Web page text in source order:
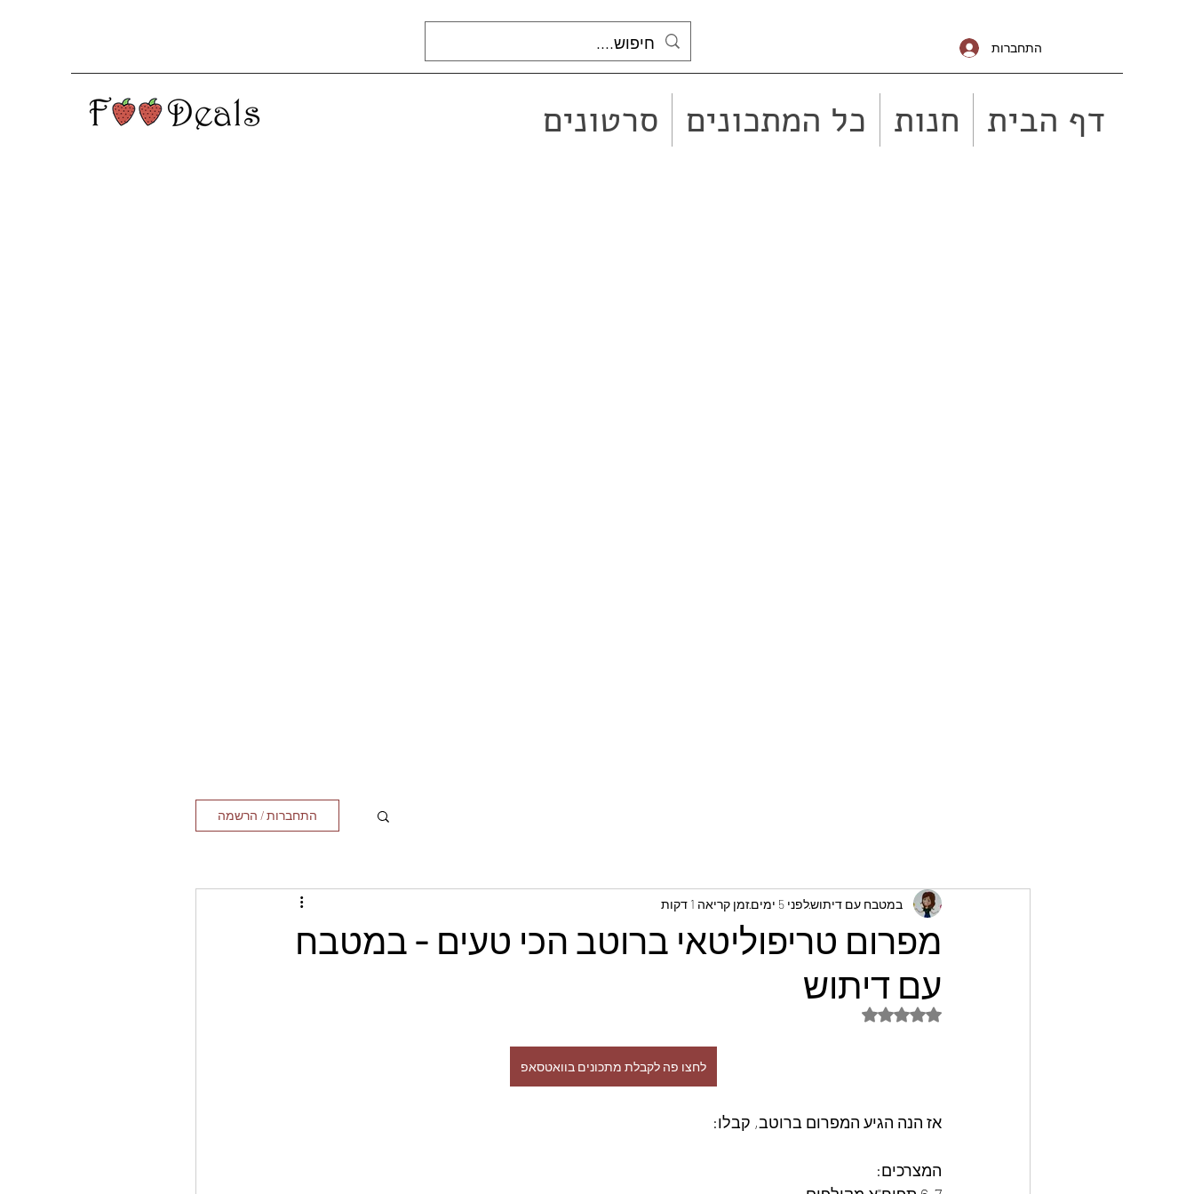
התחברות
דף הבית חנות כל המתכונים סרטונים
התחברות / הרשמה
מפרום טריפוליטאי ברוטב הכי טעים - במטבח
עם דיתוש
במטבח עם דיתושלפני 5 ימים זמן קריאה 1 דקות
דירוג של NaN מתוך 5 כוכבים
לחצו פה לקבלת מתכונים בוואטסאפ
אז הנה הגיע המפרום ברוטב, קבלו:
המצרכים: